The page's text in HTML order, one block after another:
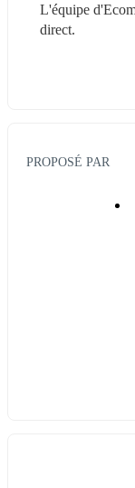
L'équipe
direct.
PROPOSÉ PAR